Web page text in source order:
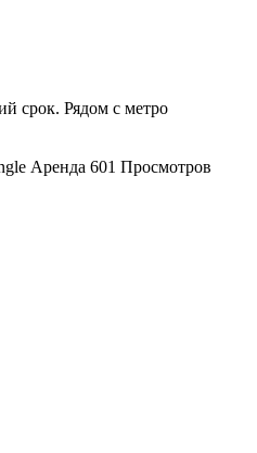
срок. Рядом с метро
Аренда 601 Просмотров